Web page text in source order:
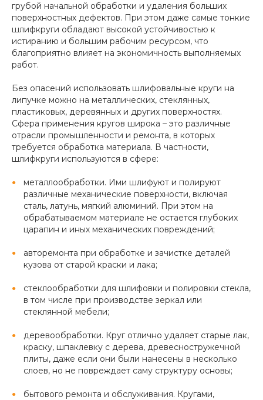
грубой начальной обработки и удаления больших
поверхностных дефектов. При этом даже самые тонкие
шлифкруги обладают высокой устойчивостью к
истиранию и большим рабочим ресурсом, что
благоприятно влияет на экономичность выполняемых
работ.
Без опасений использовать шлифовальные круги на
липучке можно на металлических, стеклянных,
пластиковых, деревянных и других поверхностях.
Сфера применения кругов широка – это различные
отрасли промышленности и ремонта, в которых
требуется обработка материала. В частности,
шлифкруги используются в сфере:
металлообработки. Ими шлифуют и полируют
различные механические поверхности, включая
сталь, латунь, мягкий алюминий. При этом на
обрабатываемом материале не остается глубоких
царапин и иных механических повреждений;
авторемонта при обработке и зачистке деталей
кузова от старой краски и лака;
стеклообработки для шлифовки и полировки стекла,
в том числе при производстве зеркал или
стеклянной мебели;
деревообработки. Круг отлично удаляет старые лак,
краску, шпаклевку с дерева, древесностружечной
плиты, даже если они были нанесены в несколько
слоев, но не повреждает саму структуру основы;
бытового ремонта и обслуживания. Кругами,